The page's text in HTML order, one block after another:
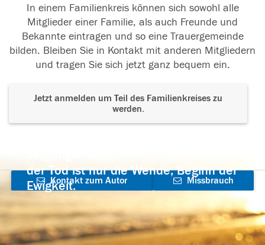
In einem Familienkreis können sich sowohl alle
Mitglieder einer Familie, als auch Freunde und
Bekannte eintragen und so eine Trauergemeinde
bilden. Bleiben Sie in Kontakt mit anderen Mitgliedern
und tragen Sie sich jetzt ganz bequem ein.
Jetzt anmelden um Teil des Familienkreises zu
werden.
der Tod ist nur die Wende, Beginn der
Ewigkeit.
Kontakt zum Autor
aufnehmen
Missbrauch